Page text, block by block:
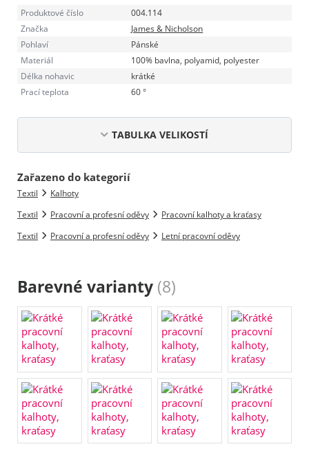
Produktové číslo
004.114
Značka
James & Nicholson
Pohlaví
Pánské
Materiál
100% bavlna, polyamid, polyester
Délka nohavic
krátké
Prací teplota
60 °
TABULKA VELIKOSTÍ
Zařazeno do kategorií
Textil
Kalhoty
Textil
Pracovní a profesní oděvy
Pracovní kalhoty a kraťasy
Textil
Pracovní a profesní oděvy Letní pracovní oděvy
Barevné varianty (8)